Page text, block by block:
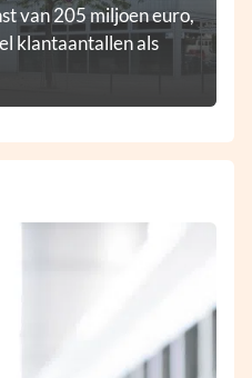
van 205 miljoen euro,
klantaantallen als